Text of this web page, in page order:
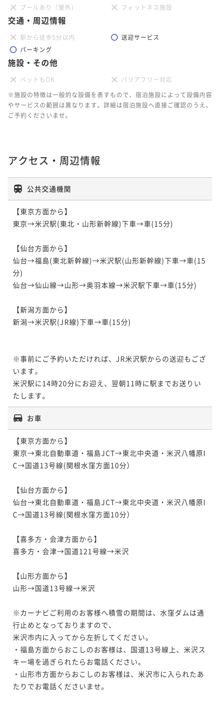
プールあり（屋外）
フィットネス施設
交通・周辺情報
駅から徒歩5分以内
送迎サービス
パーキング
施設・その他
ペットもOK
バリアフリー対応
※施設の特徴は一般的な設備を表すもので、宿泊施設によって設備内容
やサービスの範囲は異なります。詳細は宿泊施設へ直接ご確認のうえ、
ご予約くださいませ。
アクセス・周辺情報
公共交通機関
【東京方面から】
東京→米沢駅(東北・山形新幹線)下車→車(15分)
【仙台方面から】
仙台→福島(東北新幹線)→米沢駅(山形新幹線)下車→車(15
分)
仙台→仙山線→山形→奥羽本線→米沢駅下車→車(15分)
【新潟方面から】
新潟→米沢駅(JR線)下車→車(15分)
※事前にご予約いただければ、JR米沢駅からの送迎もござ
います。
米沢駅に14時20分にお迎え、翌朝11時に駅までお送りい
たします。
お車
【東京方面から】
東京→東北自動車道・福島JCT→東北中央道・米沢八幡原I
C→国道13号線(関根水窪方面10分）
【仙台方面から】
仙台→東北自動車道・福島JCT→東北中央道・米沢八幡原I
C→国道13号線(関根水窪方面10分）
【喜多方・会津方面から】
喜多方・会津→国道121号線→米沢
【山形方面から】
山形→国道13号線→米沢
※カーナビご利用のお客様へ積雪の期間は、水窪ダムは通
行止めとなっておりますので、
米沢市内に入ってから左折してください。
・福島方面からおこしのお客様は、国道13号線上、米沢ス
キー場を過ぎられたらお電話ください。
・山形市方面からおこしのお客様は、米沢市に入られたあ
たりでお電話くださいませ。